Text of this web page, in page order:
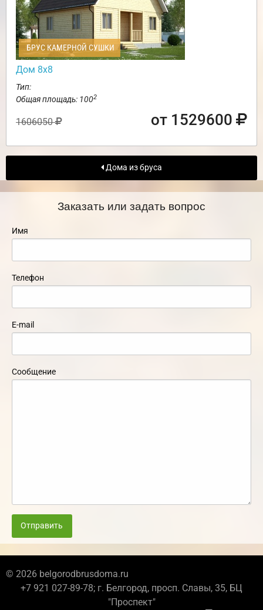
БРУС КАМЕРНОЙ СУШКИ
Дом 8х8
Тип:
Общая площадь: 1002
1606050 от 1529600
Дома из бруса
Заказать или задать вопрос
Имя
Телефон
E-mail
Сообщение
Отправить
© 2026 belgorodbrusdoma.ru
+7 921 027-89-78; г. Белгород, просп. Славы, 35, БЦ
"Проспект"